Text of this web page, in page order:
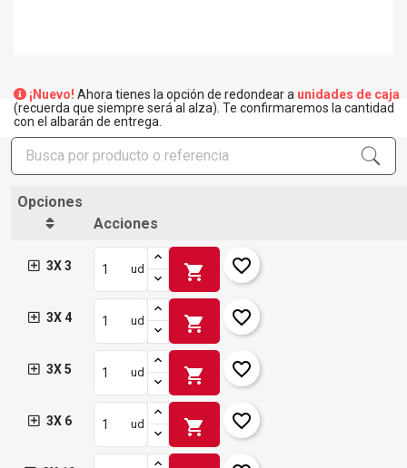
¡Nuevo! Ahora tienes la opción de redondear a unidades de caja
(recuerda que siempre será al alza). Te confirmaremos la cantidad
con el albarán de entrega.
Opciones
Acciones
3X 3 ud shopping_cart favorite_border
3X 4 ud shopping_cart favorite_border
3X 5 ud shopping_cart favorite_border
3X 6 ud shopping_cart favorite_border